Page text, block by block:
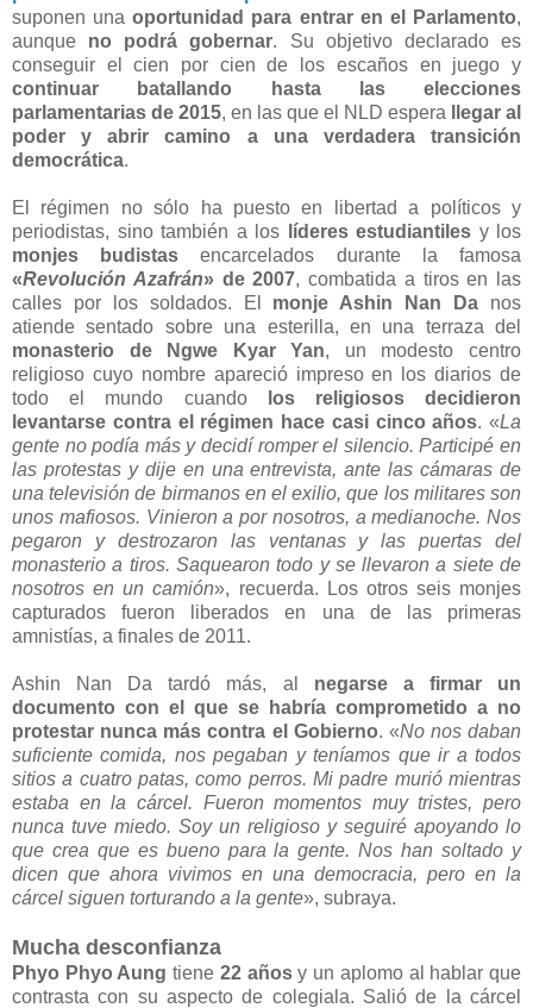
suponen unaoportunidad para entrar en el Parlamento,
aunque no podrá gobernar. Su objetivo declarado es
conseguir el cien por cien de los escaños en juego y
continuar batallando hasta las elecciones
parlamentarias de 2015, en las que el NLD espera
llegar al
poder y abrir camino a una verdadera transición
democrática.
El régimen no sólo ha puesto en libertad a políticos y
periodistas, sino también a los
líderes estudiantiles y los
monjes budistas encarcelados durante la famosa
«Revolución Azafrán» de 2007, combatida a tiros en las
calles por los soldados. El monje Ashin Nan Da nos
atiende sentado sobre una esterilla, en una terraza del
monasterio de Ngwe Kyar Yan, un modesto centro
religioso cuyo nombre apareció impreso en los diarios de
todo el mundo cuando
los religiosos decidieron
levantarse contra el régimen hace casi cinco años. «La
gente no podía más y decidí romper el silencio. Participé en
las protestas y dije en una entrevista, ante las cámaras de
una televisión de birmanos en el exilio, que los militares son
unos mafiosos. Vinieron a por nosotros, a medianoche. Nos
pegaron y destrozaron las ventanas y las puertas del
monasterio a tiros. Saquearon todo y se llevaron a siete de
nosotros en un camión», recuerda. Los otros seis monjes
capturados fueron liberados en una de las primeras
amnistías, a finales de 2011.
Ashin Nan Da tardó más, al negarse a firmar un
documento con el que se habría comprometido a no
protestar nunca más contra el Gobierno. «No nos daban
suficiente comida, nos pegaban y teníamos que ir a todos
sitios a cuatro patas, como perros. Mi padre murió mientras
estaba en la cárcel. Fueron momentos muy tristes, pero
nunca tuve miedo. Soy un religioso y seguiré apoyando lo
que crea que es bueno para la gente. Nos han soltado y
dicen que ahora vivimos en una democracia, pero en la
cárcel siguen torturando a la gente», subraya.
Mucha desconfianza
Phyo Phyo Aung tiene 22 añosy un aplomo al hablar que
contrasta con su aspecto de colegiala. Salió de la cárcel